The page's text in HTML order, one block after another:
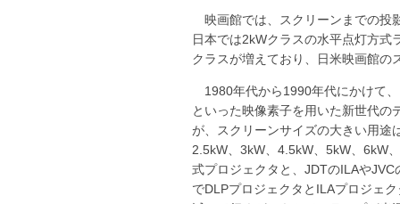
映画館では、スクリーンまでの投
日本では2kWクラスの水平点灯方
クラスが増えており、日米映画館の
1980年代から1990年代にかけて
といった映像素子を用いた新世代
が、スクリーンサイズの大きい用途
2.5kW、3kW、4.5kW、5kW、6kW
式プロジェクタと、JDTのILAや
でDLPプロジェクタとILAプロジェ